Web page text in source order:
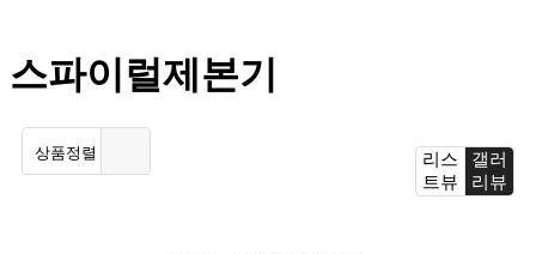
스파이럴제본기
상품정렬
리스
트뷰
갤러
리뷰